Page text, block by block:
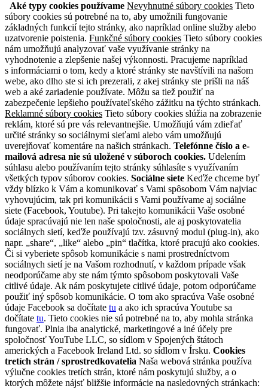
Aké typy cookies používame Nevyhnutné súbory cookies Tieto
súbory cookies sú potrebné na to, aby umožnili fungovanie
základných funkcií tejto stránky, ako napríklad online služby alebo
uzatvorenie poistenia. Funkčné súbory cookies Tieto súbory cookies
nám umožňujú analyzovať vaše využívanie stránky na
vyhodnotenie a zlepšenie našej výkonnosti. Pracujeme napríklad
s informáciami o tom, kedy a ktoré stránky ste navštívili na našom
webe, ako dlho ste si ich prezerali, z akej stránky ste prišli na náš
web a aké zariadenie používate. Môžu sa tiež použiť na
zabezpečenie lepšieho používateľského zážitku na týchto stránkach.
Reklamné súbory cookies Tieto súbory cookies slúžia na zobrazenie
reklám, ktoré sú pre vás relevantnejšie. Umožňujú vám zdieľať
určité stránky so sociálnymi sieťami alebo vám umožňujú
uverejňovať komentáre na našich stránkach. Telefónne číslo a e-
mailová adresa nie sú uložené v súboroch cookies. Udelením
súhlasu alebo používaním tejto stránky súhlasíte s využívaním
všetkých typov súborov cookies. Sociálne siete Keďže chceme byť
vždy blízko k Vám a komunikovať s Vami spôsobom Vám najviac
vyhovujúcim, tak pri komunikácii s Vami používame aj sociálne
siete (Facebook, Youtube). Pri takejto komunikácii Vaše osobné
údaje spracúvajú nie len naše spoločnosti, ale aj poskytovatelia
sociálnych sietí, keďže používajú tzv. zásuvný modul (plug-in), ako
napr. „share“, „like“ alebo „pin“ tlačítka, ktoré pracujú ako cookies.
Či si vyberiete spôsob komunikácie s nami prostredníctvom
sociálnych sietí je na Vašom rozhodnutí, v každom prípade však
neodporúčame aby ste nám týmto spôsobom poskytovali Vaše
citlivé údaje. Ak nám poskytujete citlivé údaje, potom odporúčame
použiť iný spôsob komunikácie. O tom ako spracúva Vaše osobné
údaje Facebook sa dočítate tu a ako ich spracúva Youtube sa
dočítate tu. Tieto cookies nie sú potrebné na to, aby mohla stránka
fungovať. Plnia iba analytické, marketingové a iné účely pre
spoločnosť YouTube LLC, so sídlom v Spojených štátoch
amerických a Facebook Ireland Ltd. so sídlom v Írsku. Cookies
tretích strán / sprostredkovatelia Naša webová stránka používa
výlučne cookies tretích strán, ktoré nám poskytujú služby, a o
ktorých môžete nájsť bližšie informácie na nasledovných stránkach: